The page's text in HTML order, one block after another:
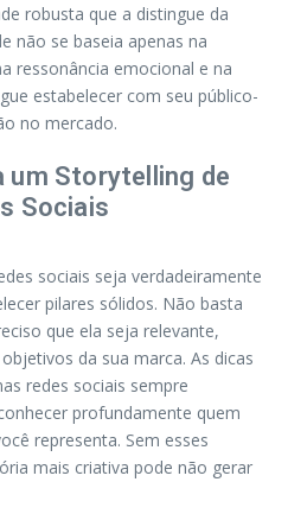
robusta que a distingue da
não se baseia apenas na
ressonância emocional e na
estabelecer com seu público-
no mercado.
um Storytelling de
Sociais
sociais seja verdadeiramente
pilares sólidos. Não basta
que ela seja relevante,
da sua marca. As dicas
redes sociais sempre
profundamente quem
representa. Sem esses
mais criativa pode não gerar